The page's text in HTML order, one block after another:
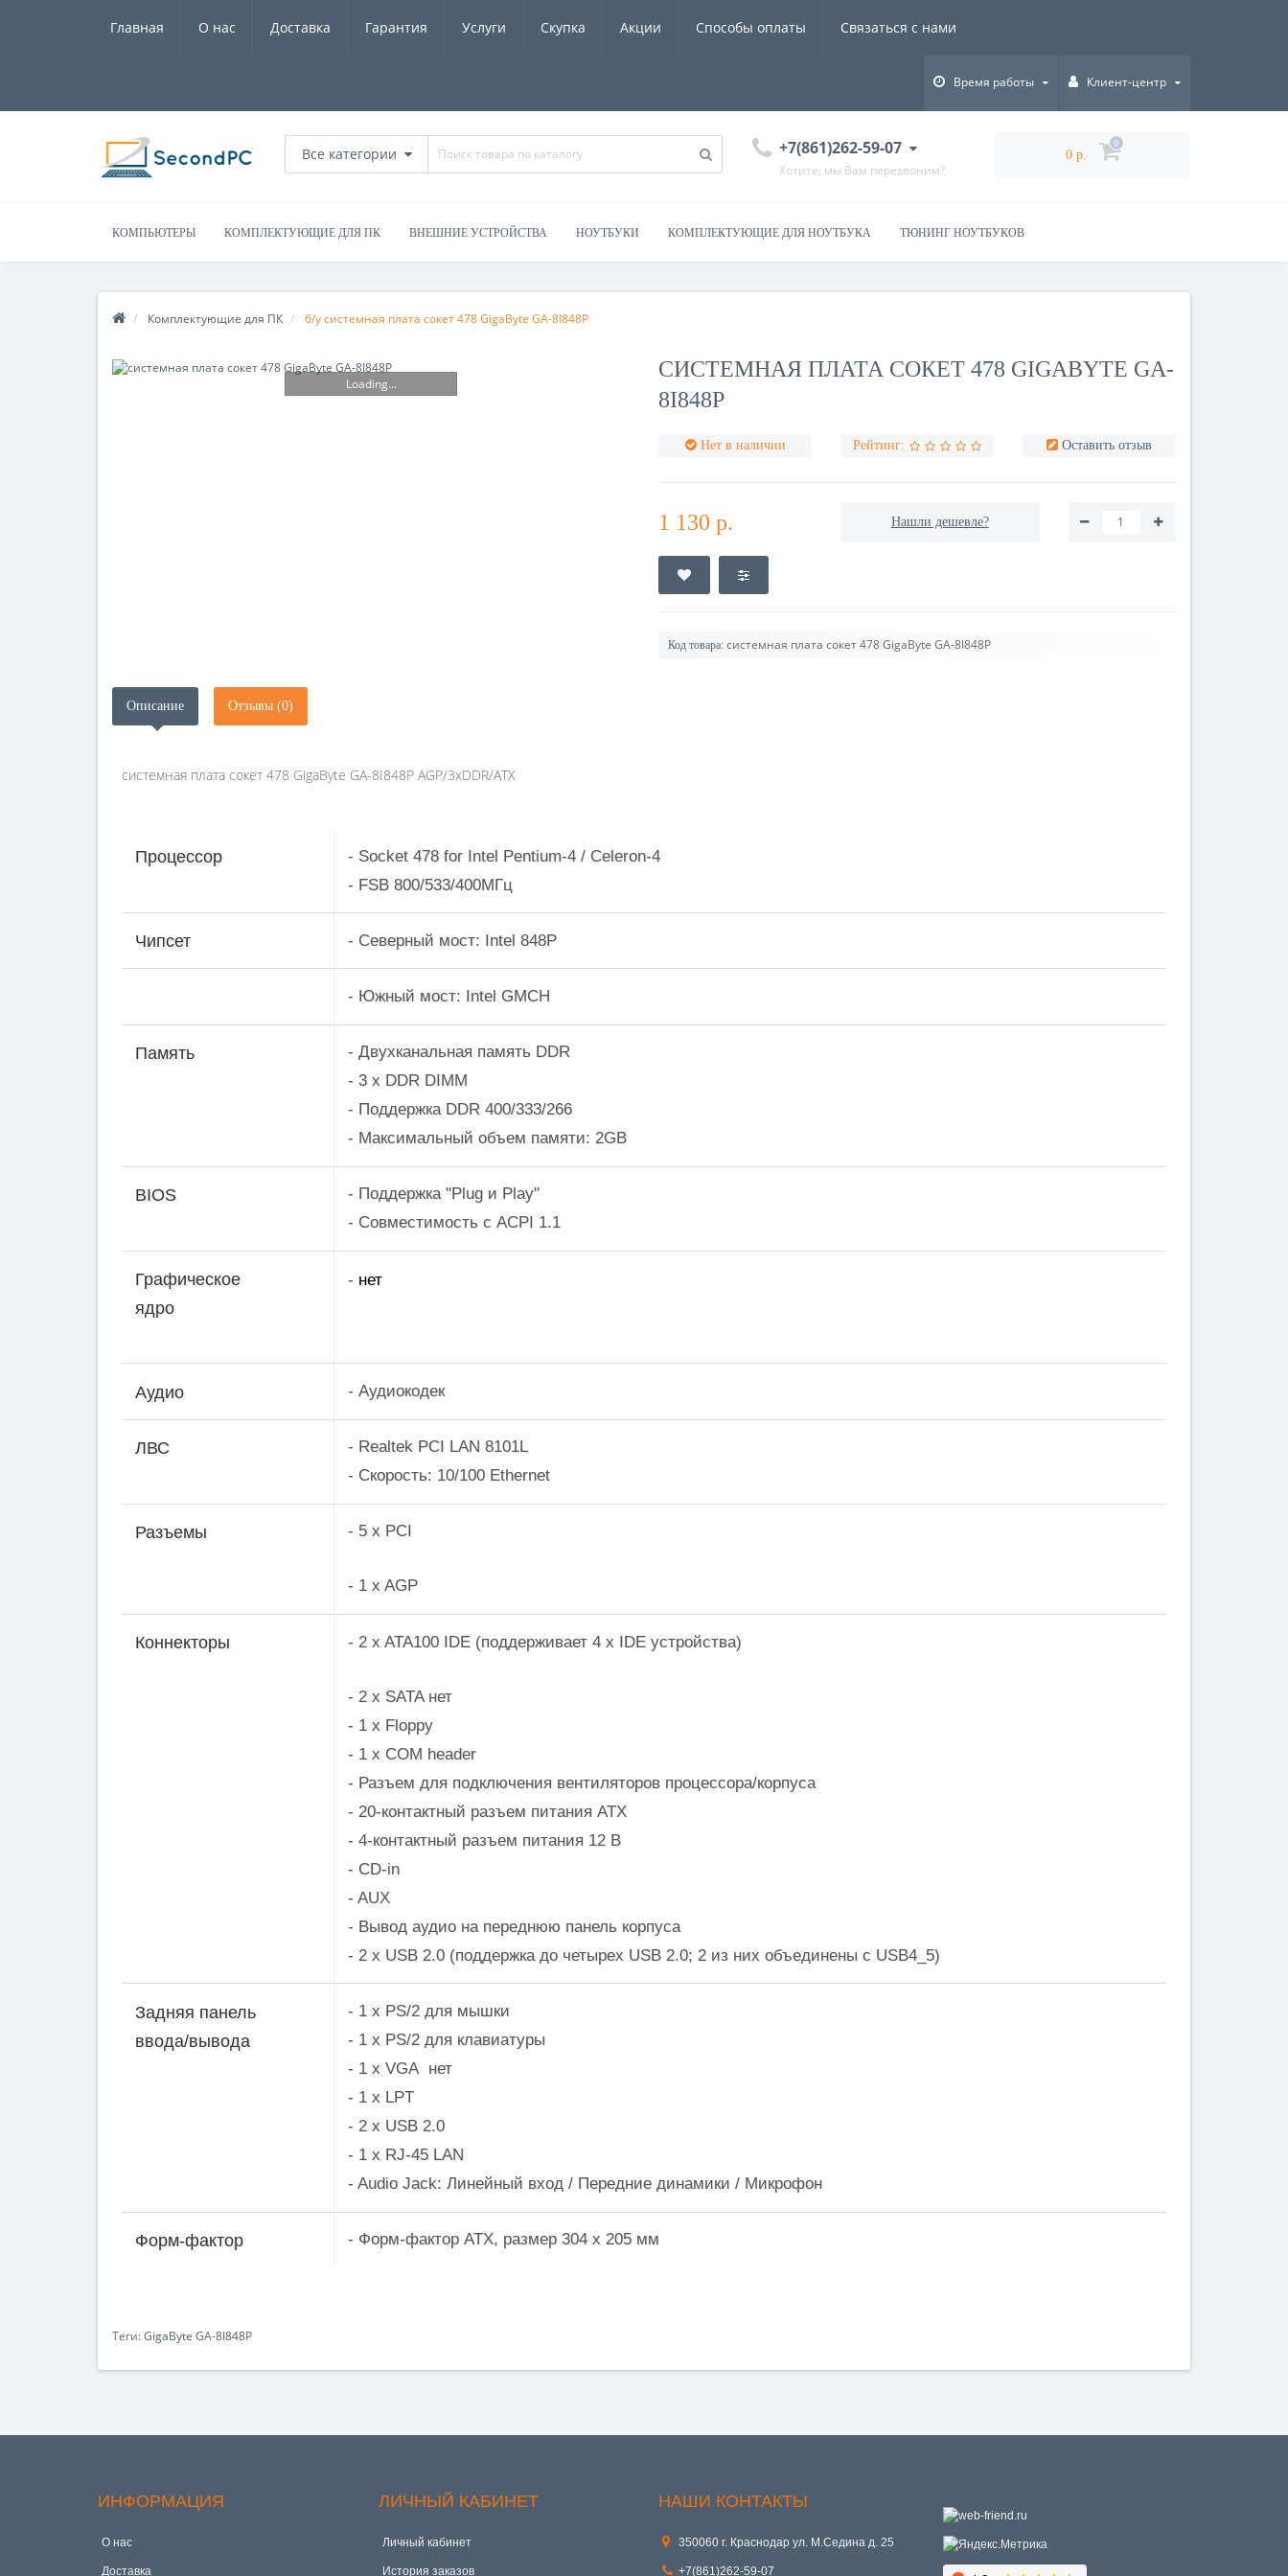
Главная О нас Доставка Гарантия Услуги Скупка Акции Способы оплаты Связаться с нами
Время работы Клиент-центр
Все категории +7(861)262-59-07
Хотите, мы Вам перезвоним?
0 р.
0
КОМПЬЮТЕРЫ КОМПЛЕКТУЮЩИЕ ДЛЯ ПК ВНЕШНИЕ УСТРОЙСТВА НОУТБУКИ КОМПЛЕКТУЮЩИЕ ДЛЯ НОУТБУКА ТЮНИНГ НОУТБУКОВ
Комплектующие для ПК б/у системная плата сокет 478 GigaByte GA-8I848P
Loading...
СИСТЕМНАЯ ПЛАТА СОКЕТ 478 GIGABYTE GA-
8I848P
Нет в наличии Рейтинг: Оставить отзыв
1 130 р. Нашли дешевле?
Код товара: системная плата сокет 478 GigaByte GA-8I848P
Описание Отзывы (0)
системная плата сокет 478 GigaByte GA-8I848P AGP/3xDDR/ATX
Процессор
- Socket 478 for Intel Pentium-4 / Celeron-4
- FSB 800/533/400МГц
Чипсет - Северный мост: Intel 848Р
- Южный мост: Intel GMCH
Память
- Двухканальная память DDR
- 3 x DDR DIMM
- Поддержка DDR 400/333/266
- Максимальный объем памяти: 2GB
BIOS
- Поддержка "Plug и Play"
- Совместимость с ACPI 1.1
Графическое
ядро
- нет
Аудио - Аудиокодек
ЛВС
- Realtek PCI LAN 8101L
- Скорость: 10/100 Ethernet
Разъемы - 5 x PCI
- 1 x AGP
Коннекторы - 2 x ATA100 IDE (поддерживает 4 x IDE устройства)
- 2 x SATA нет
- 1 x Floppy
- 1 x COM header
- Разъем для подключения вентиляторов процессора/корпуса
- 20-контактный разъем питания ATX
- 4-контактный разъем питания 12 В
- CD-in
- AUX
- Вывод аудио на переднюю панель корпуса
- 2 x USB 2.0 (поддержка до четырех USB 2.0; 2 из них объединены с USB4_5)
Задняя панель
ввода/вывода
- 1 x PS/2 для мышки
- 1 x PS/2 для клавиатуры
- 1 x VGA нет
- 1 x LPT
- 2 x USB 2.0
- 1 x RJ-45 LAN
- Audio Jack: Линейный вход / Передние динамики / Микрофон
Форм-фактор - Форм-фактор ATX, размер 304 x 205 мм
Теги:GigaByte GA-8I848P
ИНФОРМАЦИЯ
О нас
Доставка
ЛИЧНЫЙ КАБИНЕТ
Личный кабинет
История заказов
НАШИ КОНТАКТЫ
350060 г. Краснодар ул. М.Седина д. 25
+7(861)262-59-07